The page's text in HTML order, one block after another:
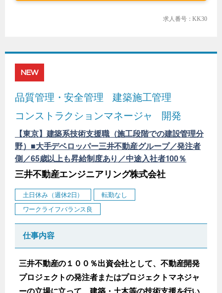
求人番号：KK30
NEW
品質管理・安全管理
建築施工管理
コンストラクションマネージャ
開発
【東京】建築系技術支援職（施工段階での建設管理分
野）■大手デベロッパー三井不動産グループ／発注者
側／65歳以上も昇給制度あり／中途入社者100％
三井不動産エンジニアリング株式会社
土日休み（週休2日）
転勤なし
ワークライフバランス良
仕事内容
三井不動産の１００％出資会社として、不動産開発
プロジェクトの発注者またはプロジェクトマネジャ